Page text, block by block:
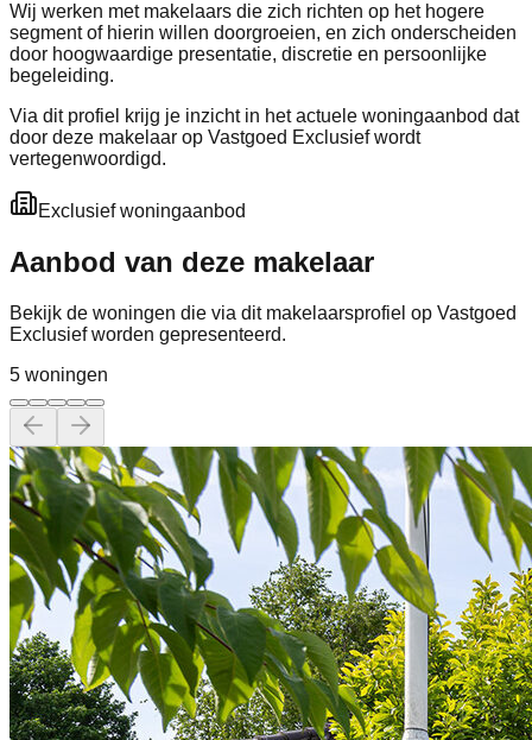
Wij werken met makelaars die zich richten op het hogere
segment of hierin willen doorgroeien, en zich onderscheiden
door hoogwaardige presentatie, discretie en persoonlijke
begeleiding.
Via dit profiel krijg je inzicht in het actuele woningaanbod dat
door deze makelaar op Vastgoed Exclusief wordt
vertegenwoordigd.
Exclusief woningaanbod
Aanbod van deze makelaar
Bekijk de woningen die via dit makelaarsprofiel op Vastgoed
Exclusief worden gepresenteerd.
5 woningen